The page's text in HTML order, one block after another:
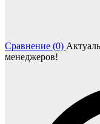
Сравнение (0)
менеджеров!